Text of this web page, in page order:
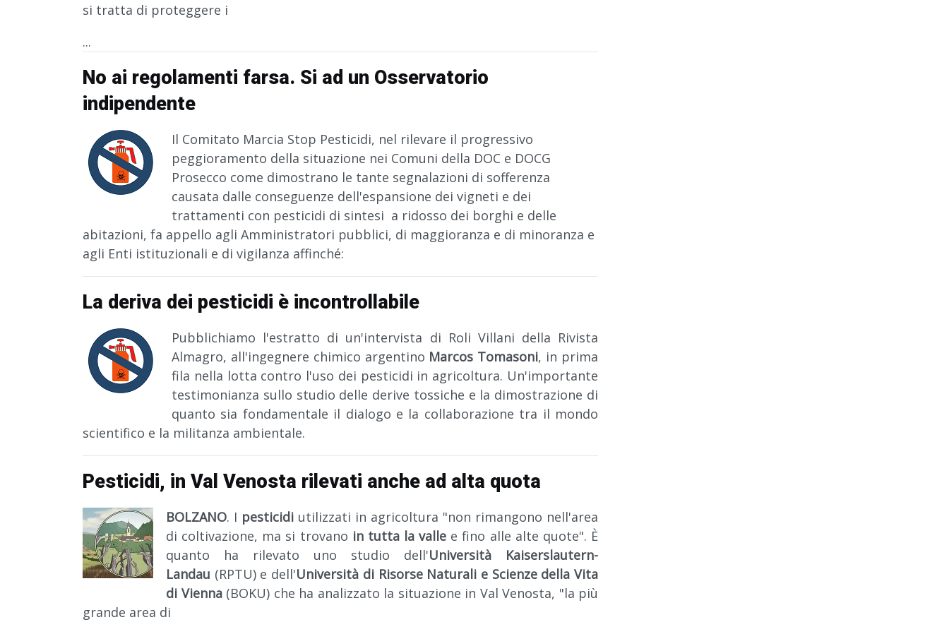
si tratta di proteggere i
...
No ai regolamenti farsa. Si ad un Osservatorio
indipendente
Il Comitato Marcia Stop Pesticidi, nel rilevare il progressivo
peggioramento della situazione nei Comuni della DOC e DOCG
Prosecco come dimostrano le tante segnalazioni di sofferenza
causata dalle conseguenze dell'espansione dei vigneti e dei
trattamenti con pesticidi di sintesi a ridosso dei borghi e delle
abitazioni, fa appello agli Amministratori pubblici, di maggioranza e di minoranza e
agli Enti istituzionali e di vigilanza affinché:
La deriva dei pesticidi è incontrollabile
Pubblichiamo l'estratto di un'intervista di Roli Villani della Rivista
Almagro, all'ingegnere chimico argentino Marcos Tomasoni, in prima
fila nella lotta contro l'uso dei pesticidi in agricoltura. Un'importante
testimonianza sullo studio delle derive tossiche e la dimostrazione di
quanto sia fondamentale il dialogo e la collaborazione tra il mondo
scientifico e la militanza ambientale.
Pesticidi, in Val Venosta rilevati anche ad alta quota
BOLZANO. I pesticidi utilizzati in agricoltura "non rimangono nell'area
di coltivazione, ma si trovano in tutta la valle e fino alle alte quote". È
quanto ha rilevato uno studio dell'Università Kaiserslautern-
Landau (RPTU) e dell'Università di Risorse Naturali e Scienze della Vita
di Vienna(BOKU) che ha analizzato la situazione in Val Venosta, "la più
grande area di